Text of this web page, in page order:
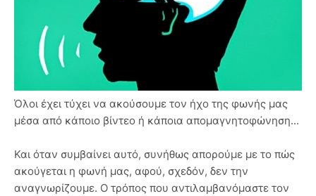
Όλοι έχει τύχει να ακούσουμε τον ήχο της φωνής μας
μέσα από κάποιο βίντεο ή κάποια απομαγνητοφώνηση...
Και όταν συμβαίνει αυτό, συνήθως απορούμε με το πώς
ακούγεται η φωνή μας, αφού, σχεδόν, δεν την
αναγνωρίζουμε. Ο τρόπος που αντιλαμβανόμαστε τον